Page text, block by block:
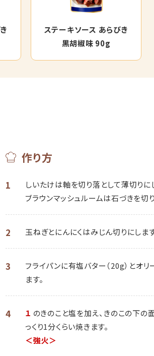
ステーキソース あらびき
黒胡椒味 90g
作り方
1
しいたけは軸を切り落として薄切りに
ブラウンマッシュルームは石づきを切
2 玉ねぎとにんにくはみじん切りにしま
3
フライパンに有塩バター（20g）とオ
ます。
4 １ のきのこと塩を加え、きのこの下の
っくり1分くらい焼きます。
＜強火＞